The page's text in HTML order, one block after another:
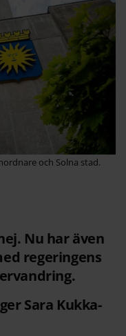
och Solna stad.
Nu har även
regeringens
Sara Kukka-